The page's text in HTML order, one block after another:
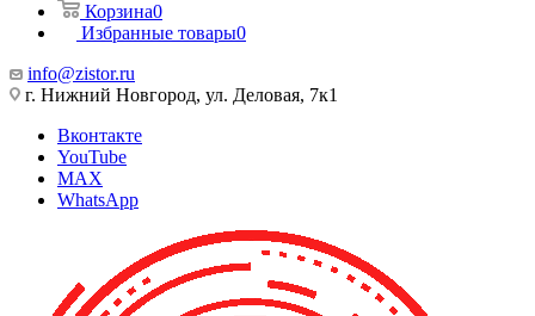
Корзина0
Избранные товары0
info@zistor.ru
г. Нижний Новгород, ул. Деловая, 7к1
Вконтакте
YouTube
MAX
WhatsApp